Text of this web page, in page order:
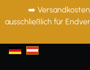
springen
➡️
ausschließlich für